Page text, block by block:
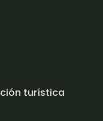
turística